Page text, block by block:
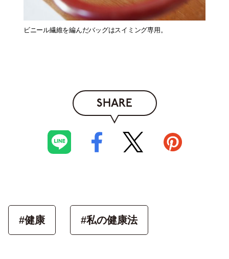
ビニール繊維を編んだバッグはスイミング専用。
SHARE
#健康 #私の健康法